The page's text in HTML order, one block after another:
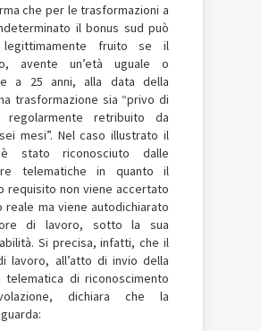
che per le trasformazioni a
il bonus sud può
fruito se il
avente un’età uguale o
a 25 anni, alla data della
trasformazione sia “privo di
regolarmente retribuito da
mesi”. Nel caso illustrato il
stato riconosciuto dalle
telematiche in quanto il
requisito non viene accertato
reale ma viene autodichiarato
di lavoro, sotto la sua
Si precisa, infatti, che il
lavoro, all’atto di invio della
telematica di riconoscimento
dichiara che la